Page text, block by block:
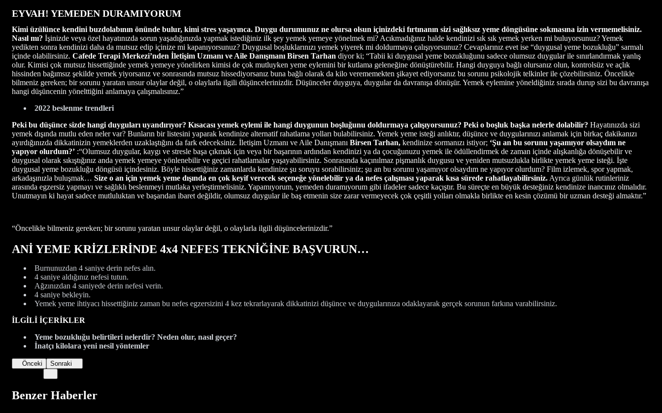
EYVAH! YEMEDEN DURAMIYORUM
Kimi üzülünce kendini buzdolabının önünde bulur, kimi stres yaşayınca. Duygu durumunuz ne olursa olsun içinizdeki fırtınanın sizi sağlıksız yeme döngüsüne sokmasına izin vermemelisiniz.
Nasıl mı? İşinizde veya özel hayatınızda sorun yaşadığınızda yapmak istediğiniz ilk şey yemek yemeye yönelmek mi? Acıkmadığınız halde kendinizi sık sık yemek yerken mi buluyorsunuz? Yemek
yedikten sonra kendinizi daha da mutsuz edip içinize mi kapanıyorsunuz? Duygusal boşluklarınızı yemek yiyerek mi doldurmaya çalışıyorsunuz? Cevaplarınız evet ise “duygusal yeme bozukluğu” sarmalı
içinde olabilirsiniz. Cafede Terapi Merkezi’nden İletişim Uzmanı ve Aile Danışmanı Birsen Tarhan diyor ki; “Tabii ki duygusal yeme bozukluğunu sadece olumsuz duygular ile sınırlandırmak yanlış
olur. Kimisi çok mutsuz hissettiğinde yemek yemeye yönelirken kimisi de çok mutluyken yeme eylemini bir kutlama geleneğine dönüştürebilir. Hangi duyguya bağlı olursanız olun, kontrolsüz ve açlık
hissinden bağımsız şekilde yemek yiyorsanız ve sonrasında mutsuz hissediyorsanız buna bağlı olarak da kilo verememekten şikayet ediyorsanız bu sorunu psikolojik telkinler ile çözebilirsiniz. Öncelikle
bilmeniz gereken; bir sorunu yaratan unsur olaylar değil, o olaylarla ilgili düşüncelerinizdir. Düşünceler duyguya, duygular da davranışa dönüşür. Yemek eylemine yöneldiğiniz sırada durup sizi bu davranışa
hangi düşüncenin yönelttiğini anlamaya çalışmalısınız.”
2022 beslenme trendleri
Peki bu düşünce sizde hangi duyguları uyandırıyor? Kısacası yemek eylemi ile hangi duygunun boşluğunu doldurmaya çalışıyorsunuz? Peki o boşluk başka nelerle dolabilir? Hayatınızda sizi
yemek dışında mutlu eden neler var? Bunların bir listesini yaparak kendinize alternatif rahatlama yolları bulabilirsiniz. Yemek yeme isteği anlıktır, düşünce ve duygularınızı anlamak için birkaç dakikanızı
ayırdığınızda dikkatinizin yemeklerden uzaklaştığını da fark edeceksiniz. İletişim Uzmanı ve Aile Danışmanı Birsen Tarhan, kendinize sormanızı istiyor; ‘Şu an bu sorunu yaşamıyor olsaydım ne
yapıyor olurdum?’ :“Olumsuz duygular, kaygı ve stresle başa çıkmak için veya bir başarının ardından kendinizi ya da çocuğunuzu yemek ile ödüllendirmek de zaman içinde alışkanlığa dönüşebilir ve
duygusal olarak sıkıştığınız anda yemek yemeye yönlenebilir ve geçici rahatlamalar yaşayabilirsiniz. Sonrasında kaçınılmaz pişmanlık duygusu ve yeniden mutsuzlukla birlikte yemek yeme isteği. İşte
duygusal yeme bozukluğu döngüsü içindesiniz. Böyle hissettiğiniz zamanlarda kendinize şu soruyu sorabilirsiniz; şu an bu sorunu yaşamıyor olsaydım ne yapıyor olurdum? Film izlemek, spor yapmak,
arkadaşınızla buluşmak… Size o an için yemek yeme dışında en çok keyif verecek seçeneğe yönelebilir ya da nefes çalışması yaparak kısa sürede rahatlayabilirsiniz. Ayrıca günlük rutinleriniz
arasında egzersiz yapmayı ve sağlıklı beslenmeyi mutlaka yerleştirmelisiniz. Yapamıyorum, yemeden duramıyorum gibi ifadeler sadece kaçıştır. Bu süreçte en büyük desteğiniz kendinize inancınız olmalıdır.
Unutmayın ki hayat sadece mutluluktan ve başarıdan ibaret değildir, olumsuz duygular ile baş etmenin size zarar vermeyecek çok çeşitli yolları olmakla birlikte en kesin çözümü bir uzman desteği almaktır.”
“Öncelikle bilmeniz gereken; bir sorunu yaratan unsur olaylar değil, o olaylarla ilgili düşüncelerinizdir.”
ANİ YEME KRİZLERİNDE 4x4 NEFES TEKNİĞİNE BAŞVURUN…
Burnunuzdan 4 saniye derin nefes alın.
4 saniye aldığınız nefesi tutun.
Ağzınızdan 4 saniyede derin nefesi verin.
4 saniye bekleyin.
Yemek yeme ihtiyacı hissettiğiniz zaman bu nefes egzersizini 4 kez tekrarlayarak dikkatinizi düşünce ve duygularınıza odaklayarak gerçek sorunun farkına varabilirsiniz.
İLGİLİ İÇERİKLER
Yeme bozukluğu belirtileri nelerdir? Neden olur, nasıl geçer?
İnatçı kilolara yeni nesil yöntemler
Önceki Sonraki
Benzer Haberler